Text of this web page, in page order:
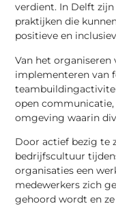
verdient. In Delft
praktijken die
positieve en
Van het
implementeren van
open
omgeving waarin
Door actief bezig te
bedrijfscultuur
organisaties een
medewerkers zich
gehoord wordt en